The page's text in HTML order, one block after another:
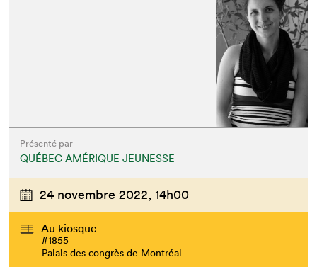
Présenté par
QUÉBEC AMÉRIQUE JEUNESSE
24 novembre 2022, 14h00
Au kiosque
#1855
Palais des congrès de Montréal